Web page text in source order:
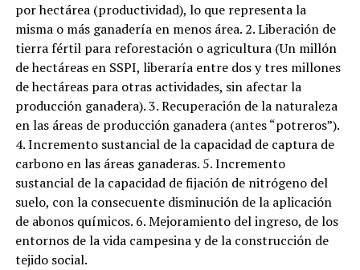
por hectárea (productividad), lo que representa la
misma o más ganadería en menos área. 2. Liberación de
tierra fértil para reforestación o agricultura (Un millón
de hectáreas en SSPI, liberaría entre dos y tres millones
de hectáreas para otras actividades, sin afectar la
producción ganadera). 3. Recuperación de la naturaleza
en las áreas de producción ganadera (antes “potreros”).
4. Incremento sustancial de la capacidad de captura de
carbono en las áreas ganaderas. 5. Incremento
sustancial de la capacidad de fijación de nitrógeno del
suelo, con la consecuente disminución de la aplicación
de abonos químicos. 6. Mejoramiento del ingreso, de los
entornos de la vida campesina y de la construcción de
tejido social.